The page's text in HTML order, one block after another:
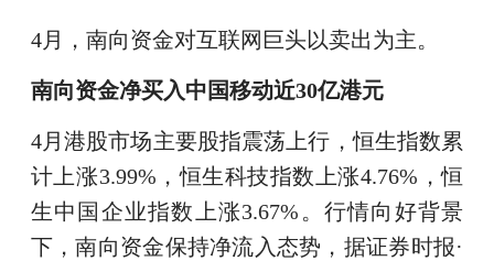
4月，南向资金对互联网巨头以卖出为主。
南向资金净买入中国移动近30亿港元
4月港股市场主要股指震荡上行，恒生指数累
计上涨3.99%，恒生科技指数上涨4.76%，恒
生中国企业指数上涨3.67%。行情向好背景
下，南向资金保持净流入态势，据证券时报·